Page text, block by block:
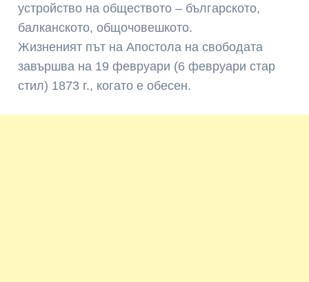
устройство на обществото – българското,
балканското, общочовешкото.
Жизненият път на Апостола на свободата
завършва на 19 февруари (6 февруари стар
стил) 1873 г., когато е обесен.